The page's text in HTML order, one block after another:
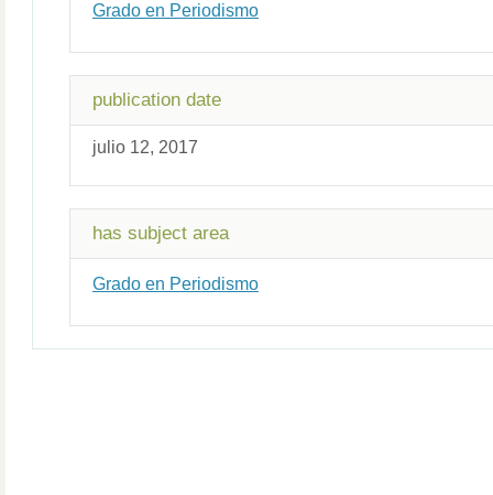
Grado en Periodismo
publication date
julio 12, 2017
has subject area
Grado en Periodismo